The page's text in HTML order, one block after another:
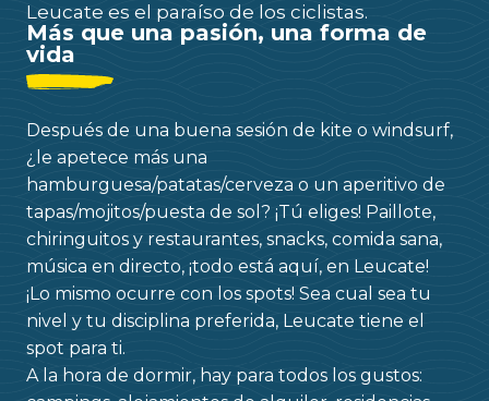
Leucate es el paraíso de los ciclistas.
Más que una pasión, una forma de
vida
Después de una buena sesión de kite o windsurf,
¿le apetece más una
hamburguesa/patatas/cerveza o un aperitivo de
tapas/mojitos/puesta de sol? ¡Tú eliges! Paillote,
chiringuitos y restaurantes, snacks, comida sana,
música en directo, ¡todo está aquí, en Leucate!
¡Lo mismo ocurre con los spots! Sea cual sea tu
nivel y tu disciplina preferida, Leucate tiene el
spot para ti.
A la hora de dormir, hay para todos los gustos: